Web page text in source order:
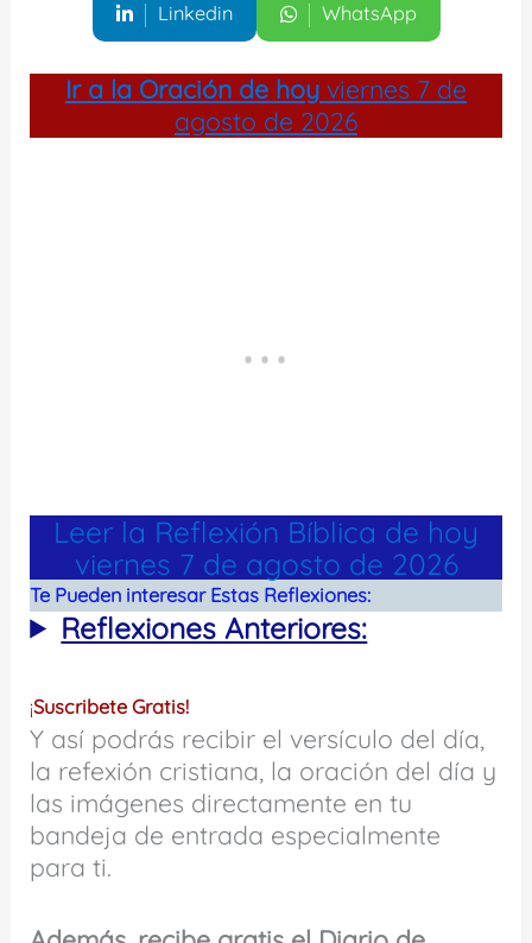
Linkedin WhatsApp
Ir a la Oración de hoy viernes 7 de
agosto de 2026
Leer la Reflexión Bíblica de hoy
viernes 7 de agosto de 2026
Te Pueden interesar Estas Reflexiones:
Reflexiones Anteriores:
¡Suscribete Gratis!
Y así podrás recibir el versículo del día,
la refexión cristiana, la oración del día y
las imágenes directamente en tu
bandeja de entrada especialmente
para ti.